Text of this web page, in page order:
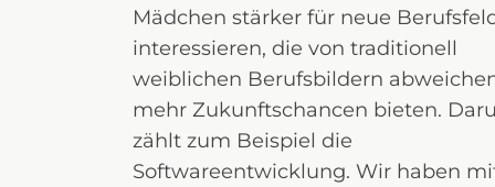
Mädchen stärker für neue
interessieren, die von traditionell
weiblichen Berufsbildern
mehr Zukunftschancen bieten.
zählt zum Beispiel die
Softwareentwicklung. Wir haben